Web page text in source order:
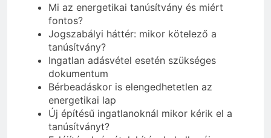
Mi az energetikai tanúsítvány és miért
fontos?
Jogszabályi háttér: mikor kötelező a
tanúsítvány?
Ingatlan adásvétel esetén szükséges
dokumentum
Bérbeadáskor is elengedhetetlen az
energetikai lap
Új építésű ingatlanoknál mikor kérik el a
tanúsítványt?